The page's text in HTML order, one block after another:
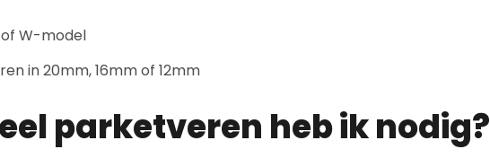
W-model
in 20mm, 16mm of 12mm
parketveren heb ik nodig?